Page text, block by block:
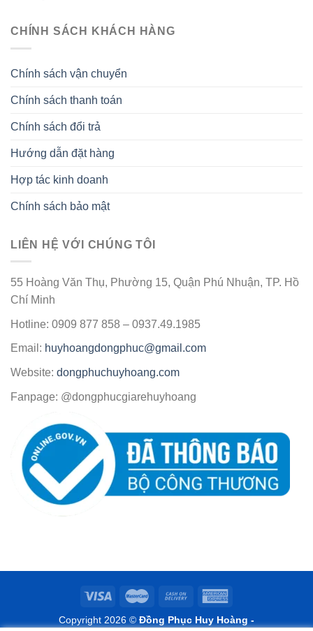
CHÍNH SÁCH KHÁCH HÀNG
Chính sách vận chuyển
Chính sách thanh toán
Chính sách đổi trả
Hướng dẫn đặt hàng
Hợp tác kinh doanh
Chính sách bảo mật
LIÊN HỆ VỚI CHÚNG TÔI
55 Hoàng Văn Thụ, Phường 15, Quận Phú Nhuận, TP. Hồ
Chí Minh
Hotline: 0909 877 858 – 0937.49.1985
Email: huyhoangdongphuc@gmail.com
Website: dongphuchuyhoang.com
Fanpage: @dongphucgiarehuyhoang
Copyright 2026 © Đồng Phục Huy Hoàng -